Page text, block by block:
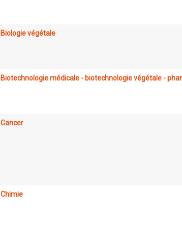
Biologie végétale
Biotechnologie médicale - biotechnologie végétale -
Cancer
Chimie